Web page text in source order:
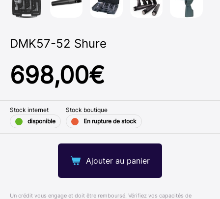
DMK57-52 Shure
698,00€
Ajouter au panier
Un crédit vous engage et doit être remboursé. Vérifiez vos capacités de
Stock internet
disponible
Stock boutique
En rupture de stock